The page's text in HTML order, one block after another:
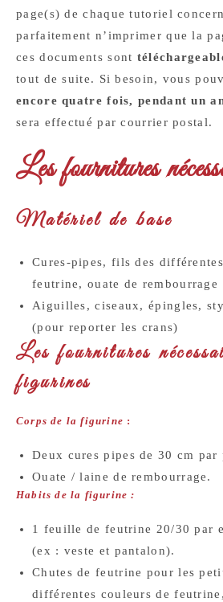
page(s) de chaque tutoriel
parfaitement n’imprimer que la
ces documents sont
tout de suite. Si besoin, vous
encore quatre fois, pendant un
sera effectué par courrier postal.
Les fournitures
Matériel de base
Cures-pipes, fils des
feutrine, ouate de rembourrage
Aiguilles, ciseaux, épingles,
(pour reporter les crans)
Les fournitures
figurines
Corps de la figurine :
Deux cures pipes de 30 cm par
Ouate / laine de rembourrage.
Habits de la figurine :
1 feuille de feutrine 20/30 par
(ex : veste et pantalon).
Chutes de feutrine pour les
différentes couleurs de